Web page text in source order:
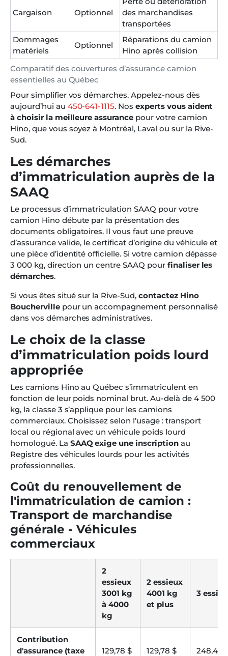
Comparatif des couvertures d’assurance camion
essentielles au Québec
Cargaison Optionnel
des marchandises
transportées
Dommages
matériels
Optionnel
Réparations du camion
Hino après collision
Pour simplifier vos démarches, Appelez-nous dès
aujourd’hui au 450-641-1115. Nosexperts vous aident
à choisir la meilleure assurance pour votre camion
Hino, que vous soyez à Montréal, Laval ou sur la Rive-
Sud.
Les démarches
d’immatriculation auprès de la
SAAQ
Le processus d’immatriculation SAAQ pour votre
camion Hino débute par la présentation des
documents obligatoires. Il vous faut une preuve
d’assurance valide, le certificat d’origine du véhicule et
une pièce d’identité officielle. Si votre camion dépasse
3 000 kg, direction un centre SAAQ pour finaliser les
démarches.
Si vous êtes situé sur la Rive-Sud, contactez Hino
Bouchervillepour un accompagnement personnalisé
dans vos démarches administratives.
Le choix de la classe
d’immatriculation poids lourd
appropriée
Les camions Hino au Québec s’immatriculent en
fonction de leur poids nominal brut. Au-delà de 4 500
kg, la classe 3 s’applique pour les camions
commerciaux. Choisissez selon l’usage : transport
local ou régional avec un véhicule poids lourd
homologué. La SAAQ exige une inscriptionau
Registre des véhicules lourds pour les activités
professionnelles.
Coût du renouvellement de
l'immatriculation de camion :
Transport de marchandise
générale - Véhicules
commerciaux
2
essieux
3001 kg
à 4000
kg
2 essieux
4001 kg
et plus
3
Contribution
d'assurance (taxe
129,78 $ 129,78 $ 248,41 $